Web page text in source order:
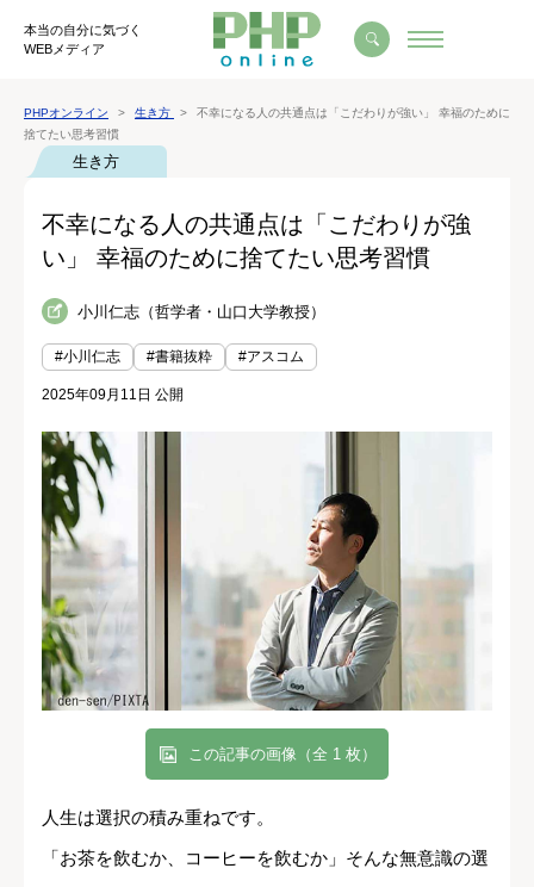
本当の自分に気づく
WEBメディア
PHPオンライン 生き方
不幸になる人の共通点は「こだわりが強い」 幸福のために
捨てたい思考習慣
生き方
不幸になる人の共通点は「こだわりが強
い」 幸福のために捨てたい思考習慣
小川仁志（哲学者・山口大学教授）
#小川仁志 #書籍抜粋 #アスコム
2025年09月11日 公開
この記事の画像（全 1 枚）
人生は選択の積み重ねです。
「お茶を飲むか、コーヒーを飲むか」そんな無意識の選